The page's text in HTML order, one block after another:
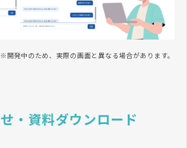
※開発中のため、実際の画面と異なる場合があります。
・資料ダウンロード